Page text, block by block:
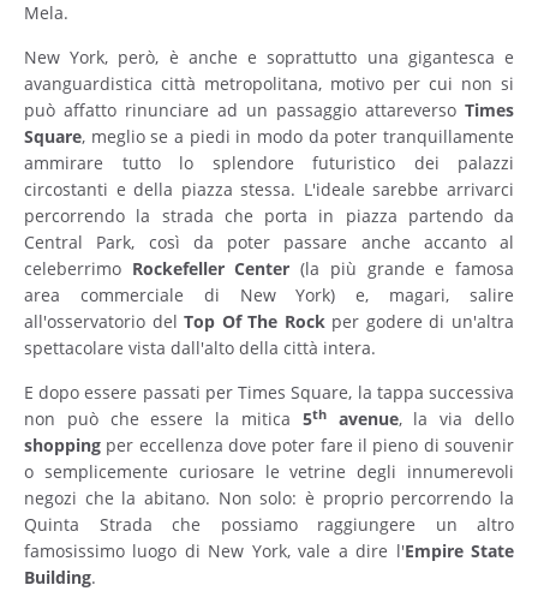
Mela.
New York, però, è anche e soprattutto una gigantesca e
avanguardistica città metropolitana, motivo per cui non si
può affatto rinunciare ad un passaggio attareverso Times
Square, meglio se a piedi in modo da poter tranquillamente
ammirare tutto lo splendore futuristico dei palazzi
circostanti e della piazza stessa. L'ideale sarebbe arrivarci
percorrendo la strada che porta in piazza partendo da
Central Park, così da poter passare anche accanto al
celeberrimo Rockefeller Center (la più grande e famosa
area commerciale di New York) e, magari, salire
all'osservatorio delTop Of The Rockper godere di un'altra
spettacolare vista dall'alto della città intera.
E dopo essere passati per Times Square, la tappa successiva
non può che essere la mitica 5thavenue, la via dello
shopping per eccellenza dove poter fare il pieno di souvenir
o semplicemente curiosare le vetrine degli innumerevoli
negozi che la abitano. Non solo: è proprio percorrendo la
Quinta Strada che possiamo raggiungere un altro
famosissimo luogo di New York, vale a dire l'Empire State
Building.